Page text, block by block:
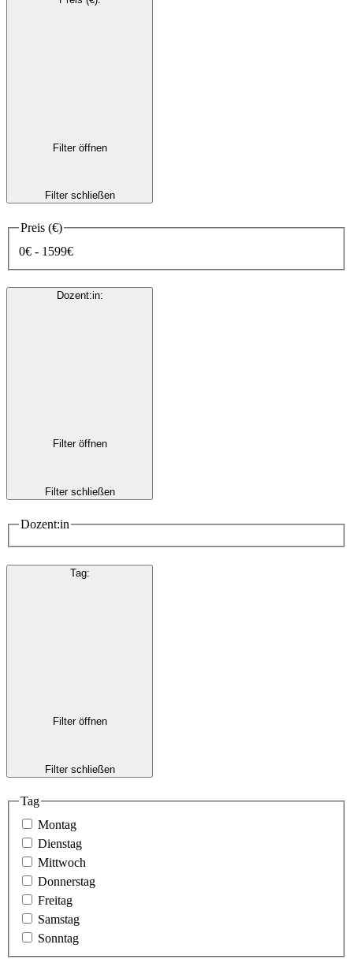
Filter öffnen
Filter schließen
Preis (€)
0€ - 1599€
Dozent:in:
Filter öffnen
Filter schließen
Dozent:in
Tag:
Filter öffnen
Filter schließen
Tag
Montag
Dienstag
Mittwoch
Donnerstag
Freitag
Samstag
Sonntag